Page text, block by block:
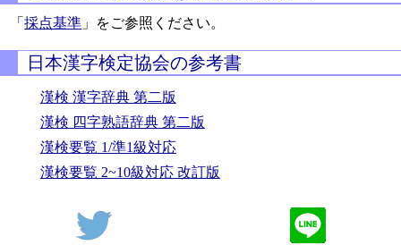
「採点基準 」をご参照ください。
日本漢字検定協会の参考書
漢検 漢字辞典 第二版
漢検 四字熟語辞典 第二版
漢検要覧 1/準1級対応
漢検要覧 2~10級対応 改訂版